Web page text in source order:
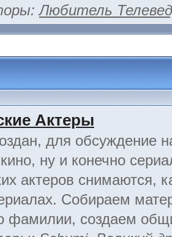
Любитель
Актеры
для обсуждение
ну и конечно
актеров снимаются,
Собираем
фамилии, создаем